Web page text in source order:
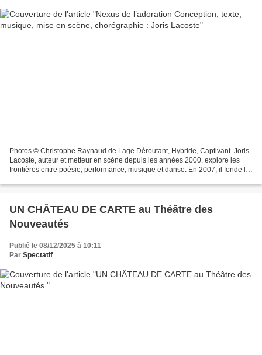
Photos © Christophe Raynaud de Lage Déroutant, Hybride, Captivant. Joris
Lacoste, auteur et metteur en scène depuis les années 2000, explore les
frontières entre poésie, performance, musique et danse. En 2007, il fonde le
UN CHÂTEAU DE CARTE au Théâtre des
Nouveautés
Publié le 08/12/2025 à 10:11
Par Spectatif